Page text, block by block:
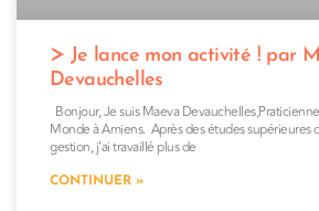
Je lance mon activité ! par
Devauchelles
Bonjour, Je suis Maeva
Monde à Amiens. Après des études supérieures
gestion, j’ai travaillé plus de
CONTINUER »